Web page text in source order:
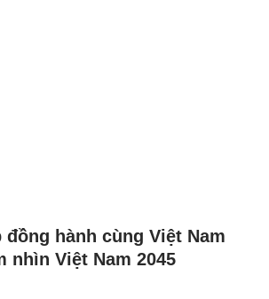
đồng hành cùng Việt Nam
nhìn Việt Nam 2045